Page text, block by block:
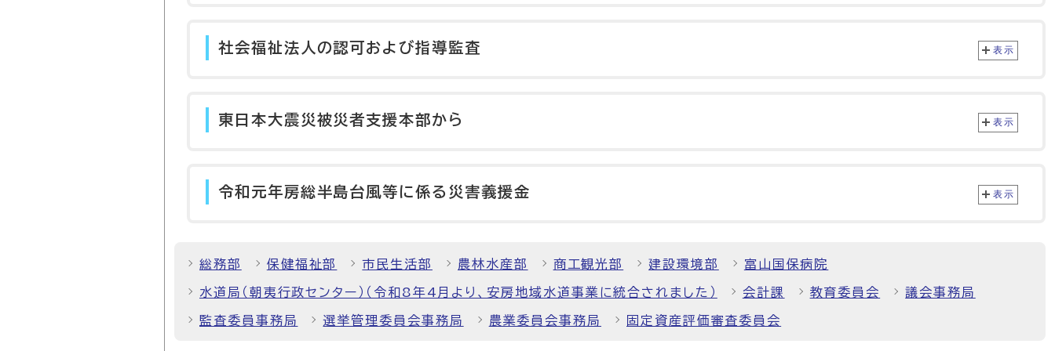
社会福祉法人の認可および指導監査 表示
東日本大震災被災者支援本部から 表示
令和元年房総半島台風等に係る災害義援金 表示
総務部 保健福祉部 市民生活部 農林水産部 商工観光部 建設環境部 富山国保病院
水道局（朝夷行政センター）（令和8年4月より、安房地域水道事業に統合されました） 会計課 教育委員会 議会事務局
監査委員事務局 選挙管理委員会事務局 農業委員会事務局 固定資産評価審査委員会